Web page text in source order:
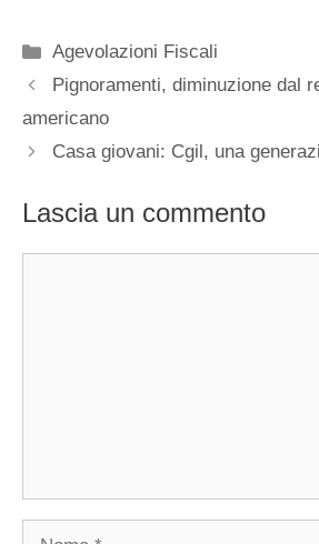
Categorie
Agevolazioni Fiscali
Pignoramenti, diminuzione dal
americano
Casa giovani: Cgil, una
Lascia un commento
Nome